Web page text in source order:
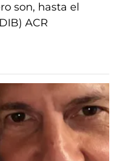
son, hasta el
ACR